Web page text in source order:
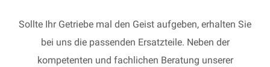
Sollte Ihr Getriebe mal den Geist aufgeben, erhalten Sie
bei uns die passenden Ersatzteile. Neben der
kompetenten und fachlichen Beratung unserer